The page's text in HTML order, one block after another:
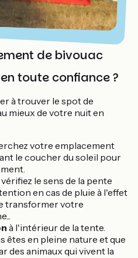
de bivouac
toute confiance ?
à trouver le spot de
mieux de votre nuit en
votre emplacement
le coucher du soleil pour
vérifiez le sens de la pente
en cas de pluie à l'effet
transformer votre
à l'intérieur de la tente.
êtes en pleine nature et que
des animaux qui vivent la